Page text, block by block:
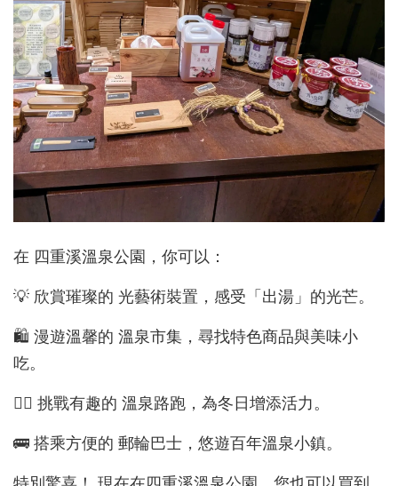
在 四重溪溫泉公園，你可以：
💡 欣賞璀璨的 光藝術裝置，感受「出湯」的光芒。
🛍️ 漫遊溫馨的 溫泉市集，尋找特色商品與美味小
吃。
🏃‍♀️ 挑戰有趣的 溫泉路跑，為冬日增添活力。
🚌 搭乘方便的 郵輪巴士，悠遊百年溫泉小鎮。